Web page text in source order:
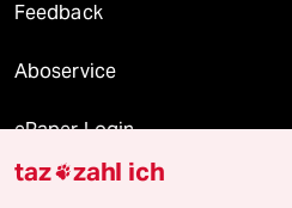
Feedback
Aboservice
ePaper Login
Downloads für Abonnierende
taz zahl ich